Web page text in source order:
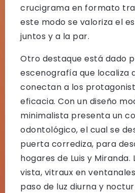
crucigrama en formato
este modo se valoriza el
juntos y a la par.
Otro destaque está dado
escenografía que localiza
conectan a los
eficacia. Con un diseño
minimalista presenta un
odontológico, el cual se
puerta corrediza, para
hogares de Luis y Miranda.
vista, vitraux en
paso de luz diurna y